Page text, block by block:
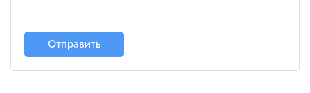
Отправить